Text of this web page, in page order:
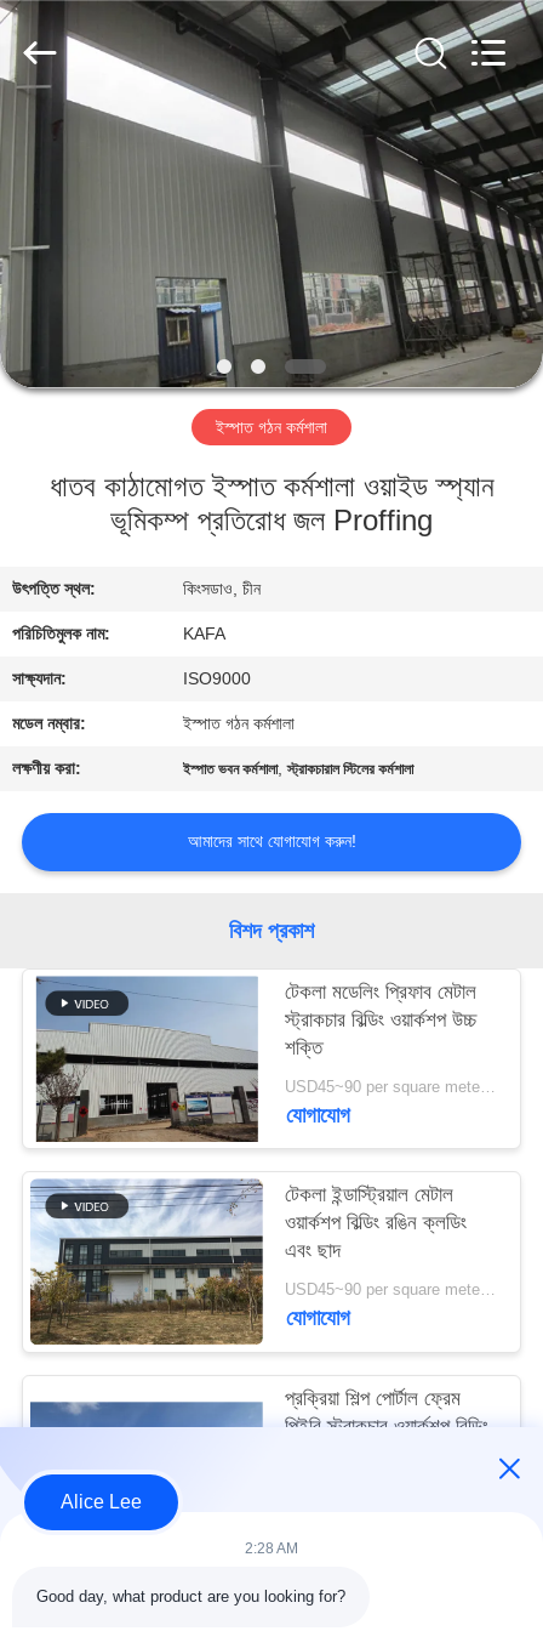
বাড়ি
ভিডিও
ভিআর
শো
আমাদের
কারখানা
পরিদর্শন
গুণমান
নিয়ন্ত্রণ
আমাদের
সাথে
করুন
খবর
মামলা
সাইট
ম্যাপ
গোপনীয়তা
নীতি
Qingdao
KaFa
Fabrication
All
Rights
ইস্পাত গঠন কর্মশালা
ধাতব কাঠামোগত ইস্পাত কর্মশালা ওয়াইড স্প্যান
ভূমিকম্প প্রতিরোধ জল Proffing
উৎপত্তি স্থল: কিংসডাও, চীন
পরিচিতিমুলক নাম: KAFA
সাক্ষ্যদান: ISO9000
মডেল নম্বার: ইস্পাত গঠন কর্মশালা
লক্ষণীয় করা: ইস্পাত ভবন কর্মশালা,স্ট্রাকচারাল স্টিলের কর্মশালা
আমাদের সাথে যোগাযোগ করুন!
বিশদ প্রকাশ
টেকলা মডেলিং প্রিফাব মেটাল
স্ট্রাকচার বিল্ডিং ওয়ার্কশপ উচ্চ
শক্তি
USD45~90 per square meter MOQ:1000 বর্গ মিটার
যোগাযোগ
টেকলা ইন্ডাস্ট্রিয়াল মেটাল
ওয়ার্কশপ বিল্ডিং রঙিন ক্লডিং
এবং ছাদ
USD45~90 per square meter MOQ:1000 বর্গ মিটার
যোগাযোগ
প্রক্রিয়া শিল্প পোর্টাল ফ্রেম
পিইবি স্ট্রাকচার ওয়ার্কশপ বিল্ডিং
Alice Lee
2:28 AM
Good day, what product are you looking for?